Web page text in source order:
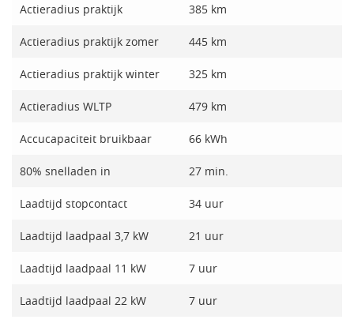
Actieradius praktijk 385 km
Actieradius praktijk zomer 445 km
Actieradius praktijk winter 325 km
Actieradius WLTP 479 km
Accucapaciteit bruikbaar 66 kWh
80% snelladen in 27 min.
Laadtijd stopcontact 34 uur
Laadtijd laadpaal 3,7 kW 21 uur
Laadtijd laadpaal 11 kW 7 uur
Laadtijd laadpaal 22 kW 7 uur